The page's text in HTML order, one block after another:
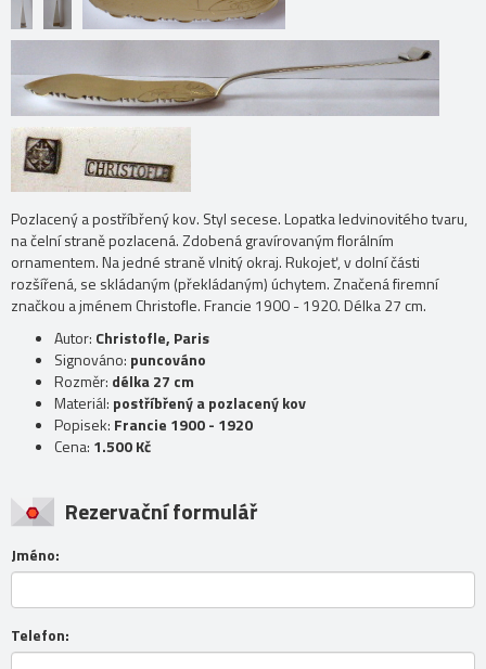
Pozlacený a postříbřený kov. Styl secese. Lopatka ledvinovitého tvaru,
na čelní straně pozlacená. Zdobená gravírovaným florálním
ornamentem. Na jedné straně vlnitý okraj. Rukojeť, v dolní části
rozšířená, se skládaným (překládaným) úchytem. Značená firemní
značkou a jménem Christofle. Francie 1900 - 1920. Délka 27 cm.
Autor: Christofle, Paris
Signováno: puncováno
Rozměr: délka 27 cm
Materiál: postříbřený a pozlacený kov
Popisek: Francie 1900 - 1920
Cena: 1.500 Kč
Rezervační formulář
Jméno:
Telefon: